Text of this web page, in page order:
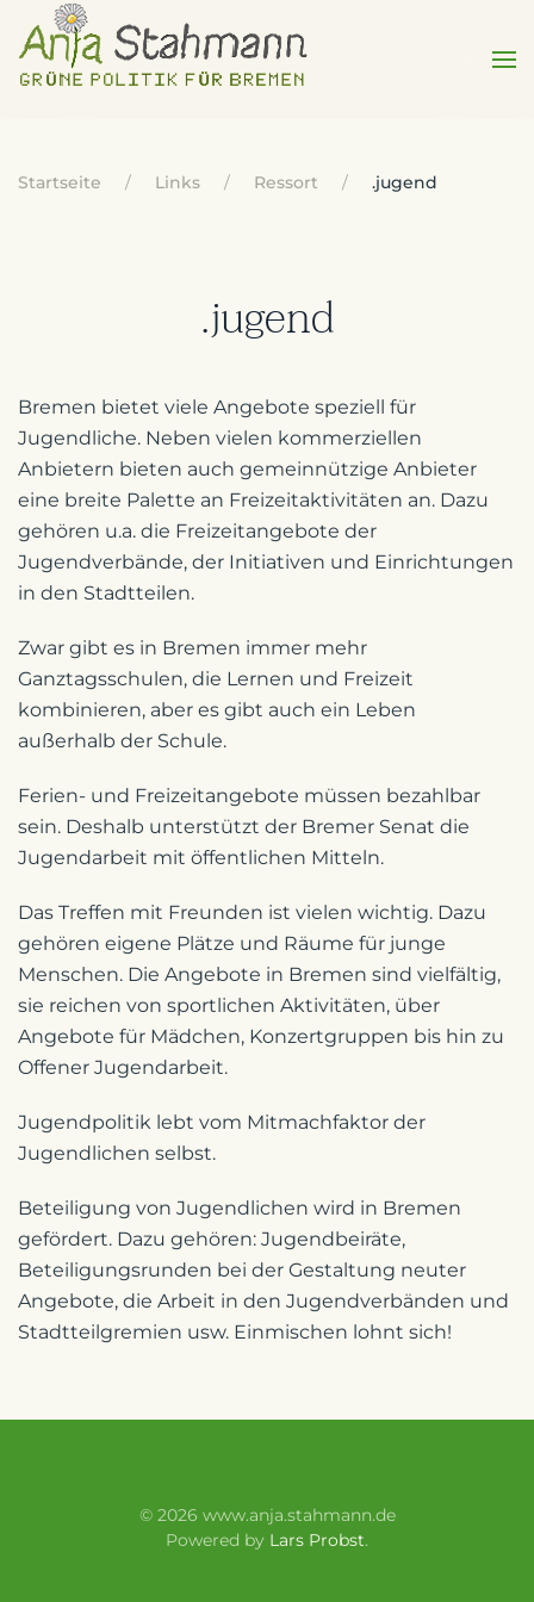
Startseite Links Ressort .jugend
.jugend
Bremen bietet viele Angebote speziell für
Jugendliche. Neben vielen kommerziellen
Anbietern bieten auch gemeinnützige Anbieter
eine breite Palette an Freizeitaktivitäten an. Dazu
gehören u.a. die Freizeitangebote der
Jugendverbände, der Initiativen und Einrichtungen
in den Stadtteilen.
Zwar gibt es in Bremen immer mehr
Ganztagsschulen, die Lernen und Freizeit
kombinieren, aber es gibt auch ein Leben
außerhalb der Schule.
Ferien- und Freizeitangebote müssen bezahlbar
sein. Deshalb unterstützt der Bremer Senat die
Jugendarbeit mit öffentlichen Mitteln.
Das Treffen mit Freunden ist vielen wichtig. Dazu
gehören eigene Plätze und Räume für junge
Menschen. Die Angebote in Bremen sind vielfältig,
sie reichen von sportlichen Aktivitäten, über
Angebote für Mädchen, Konzertgruppen bis hin zu
Offener Jugendarbeit.
Jugendpolitik lebt vom Mitmachfaktor der
Jugendlichen selbst.
Beteiligung von Jugendlichen wird in Bremen
gefördert. Dazu gehören: Jugendbeiräte,
Beteiligungsrunden bei der Gestaltung neuter
Angebote, die Arbeit in den Jugendverbänden und
Stadtteilgremien usw. Einmischen lohnt sich!
© 2026 www.anja.stahmann.de
Powered by Lars Probst.